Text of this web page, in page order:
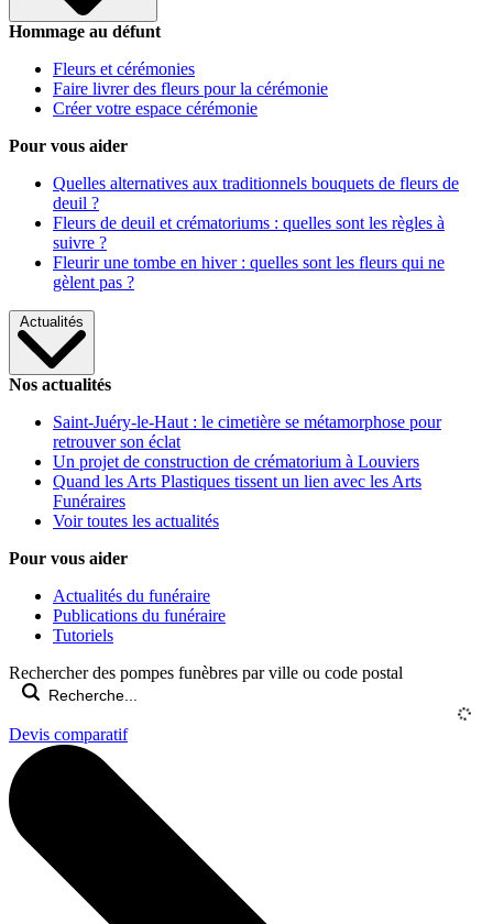
Hommage au défunt
Fleurs et cérémonies
Faire livrer des fleurs pour la cérémonie
Créer votre espace cérémonie
Pour vous aider
Quelles alternatives aux traditionnels bouquets de fleurs de
deuil ?
Fleurs de deuil et crématoriums : quelles sont les règles à
suivre ?
Fleurir une tombe en hiver : quelles sont les fleurs qui ne
gèlent pas ?
Actualités
Nos actualités
Saint-Juéry-le-Haut : le cimetière se métamorphose pour
retrouver son éclat
Un projet de construction de crématorium à Louviers
Quand les Arts Plastiques tissent un lien avec les Arts
Funéraires
Voir toutes les actualités
Pour vous aider
Actualités du funéraire
Publications du funéraire
Tutoriels
Rechercher des pompes funèbres par ville ou code postal
Devis comparatif